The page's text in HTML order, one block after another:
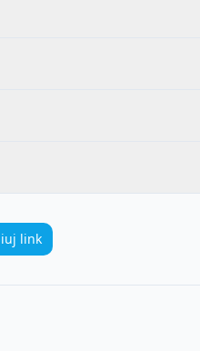
link